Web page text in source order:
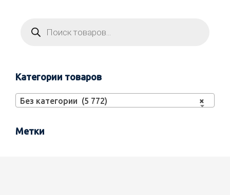
Категории товаров
×
Без категории (5 772)
Метки